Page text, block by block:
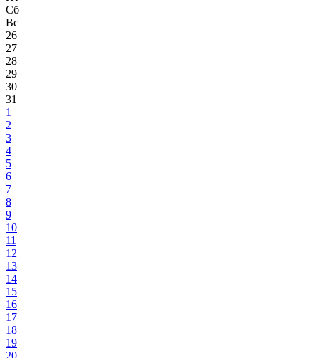
Сб
Вс
26
27
28
29
30
31
1
2
3
4
5
6
7
8
9
10
11
12
13
14
15
16
17
18
19